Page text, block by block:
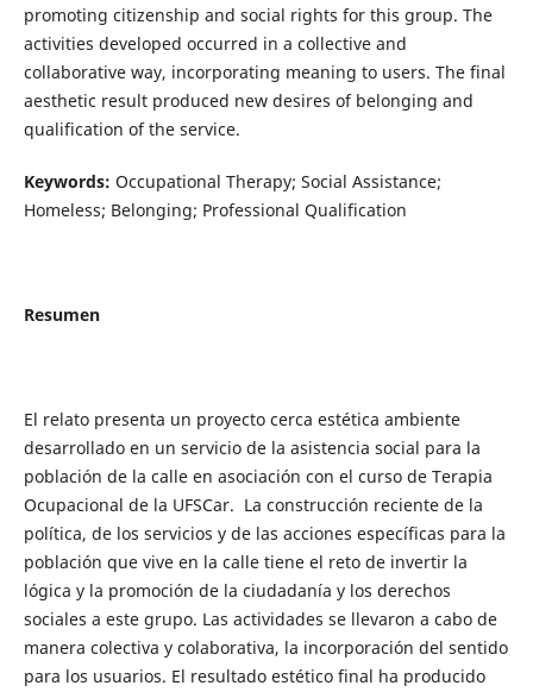
promoting citizenship and social rights for this group. The
activities developed occurred in a collective and
collaborative way, incorporating meaning to users. The final
aesthetic result produced new desires of belonging and
qualification of the service.
Keywords: Occupational Therapy; Social Assistance;
Homeless; Belonging; Professional Qualification
Resumen
El relato presenta un proyecto cerca estética ambiente
desarrollado en un servicio de la asistencia social para la
población de la calle en asociación con el curso de Terapia
Ocupacional de la UFSCar. La construcción reciente de la
política, de los servicios y de las acciones específicas para la
población que vive en la calle tiene el reto de invertir la
lógica y la promoción de la ciudadanía y los derechos
sociales a este grupo. Las actividades se llevaron a cabo de
manera colectiva y colaborativa, la incorporación del sentido
para los usuarios. El resultado estético final ha producido